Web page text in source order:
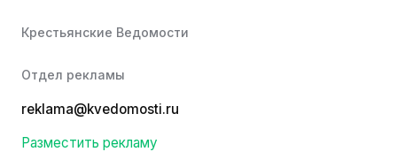
Крестьянские Ведомости
Отдел рекламы
reklama@kvedomosti.ru
Разместить рекламу